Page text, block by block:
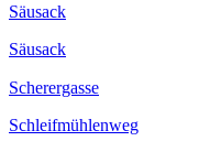
Säusack
Säusack
Scherergasse
Schleifmühlenweg